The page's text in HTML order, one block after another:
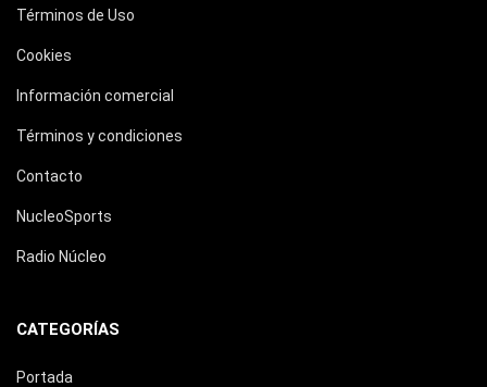
Términos de Uso
Cookies
Información comercial
Términos y condiciones
Contacto
NucleoSports
Radio Núcleo
CATEGORÍAS
Portada